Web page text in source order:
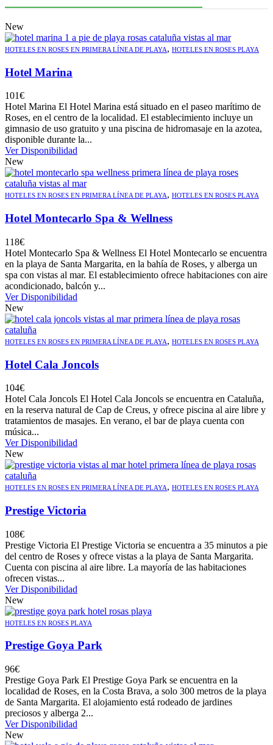
New
HOTELES EN ROSES EN PRIMERA LÍNEA DE PLAYA, HOTELES EN ROSES PLAYA
Hotel Marina
101€
Hotel Marina El Hotel Marina está situado en el paseo marítimo de
Roses, en el centro de la localidad. El establecimiento incluye un
gimnasio de uso gratuito y una piscina de hidromasaje en la azotea,
disponible durante la...
Ver Disponibilidad
New
HOTELES EN ROSES EN PRIMERA LÍNEA DE PLAYA, HOTELES EN ROSES PLAYA
Hotel Montecarlo Spa & Wellness
118€
Hotel Montecarlo Spa & Wellness El Hotel Montecarlo se encuentra
en la playa de Santa Margarita, en la bahía de Roses, y alberga un
spa con vistas al mar. El establecimiento ofrece habitaciones con aire
acondicionado, balcón y...
Ver Disponibilidad
New
HOTELES EN ROSES EN PRIMERA LÍNEA DE PLAYA, HOTELES EN ROSES PLAYA
Hotel Cala Joncols
104€
Hotel Cala Joncols El Hotel Cala Joncols se encuentra en Cataluña,
en la reserva natural de Cap de Creus, y ofrece piscina al aire libre y
tratamientos de masajes. En verano, el bar de playa cuenta con
música...
Ver Disponibilidad
New
HOTELES EN ROSES EN PRIMERA LÍNEA DE PLAYA, HOTELES EN ROSES PLAYA
Prestige Victoria
108€
Prestige Victoria El Prestige Victoria se encuentra a 35 minutos a pie
del centro de Roses y ofrece vistas a la playa de Santa Margarita.
Cuenta con piscina al aire libre. La mayoría de las habitaciones
ofrecen vistas...
Ver Disponibilidad
New
HOTELES EN ROSES PLAYA
Prestige Goya Park
96€
Prestige Goya Park El Prestige Goya Park se encuentra en la
localidad de Roses, en la Costa Brava, a solo 300 metros de la playa
de Santa Margarita. El alojamiento está rodeado de jardines
preciosos y alberga 2...
Ver Disponibilidad
New